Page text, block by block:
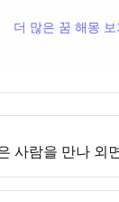
더 많은 꿈 해몽 보
사람을 만나 외